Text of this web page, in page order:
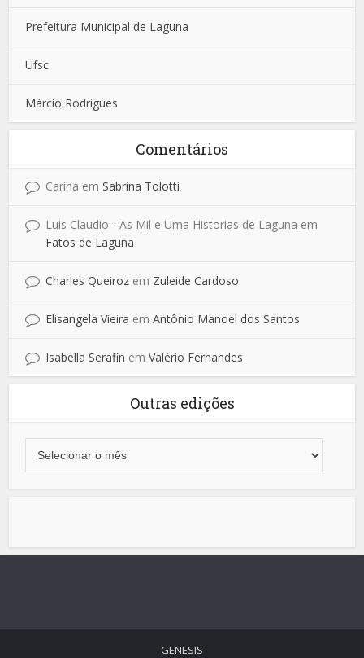
Prefeitura Municipal de Laguna
Ufsc
Márcio Rodrigues
Comentários
Carina emSabrina Tolotti
Luis Claudio - As Mil e Uma Historias de Laguna em
Fatos de Laguna
Charles Queiroz em Zuleide Cardoso
Elisangela Vieira emAntônio Manoel dos Santos
Isabella Serafin emValério Fernandes
Outras edições
GENESIS